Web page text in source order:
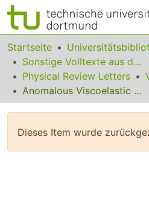
Bereiche & Sammlungen
Das gesamte Repositorium
Statistiken
Startseite
Sonstige Volltexte aus dem Bibliotheksangebot
Physical Review Letters
Anomalous Viscoelastic Response of Nematic Elastomers
Dieses Item wurde